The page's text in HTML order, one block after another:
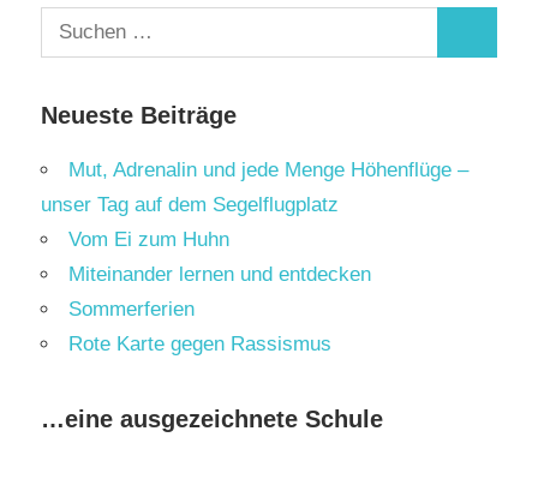
Suchen
nach:
Neueste Beiträge
Mut, Adrenalin und jede Menge Höhenflüge –
unser Tag auf dem Segelflugplatz
Vom Ei zum Huhn
Miteinander lernen und entdecken
Sommerferien
Rote Karte gegen Rassismus
…eine ausgezeichnete Schule